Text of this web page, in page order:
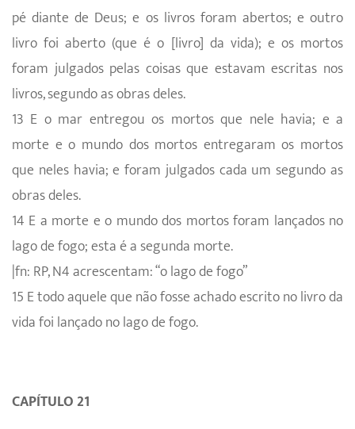
pé diante de Deus; e os livros foram abertos; e outro
livro foi aberto (que é o [livro] da vida); e os mortos
foram julgados pelas coisas que estavam escritas nos
livros, segundo as obras deles.
13 E o mar entregou os mortos que nele havia; e a
morte e o mundo dos mortos entregaram os mortos
que neles havia; e foram julgados cada um segundo as
obras deles.
14 E a morte e o mundo dos mortos foram lançados no
lago de fogo; esta é a segunda morte.
|fn: RP, N4 acrescentam: “o lago de fogo”
15 E todo aquele que não fosse achado escrito no livro da
vida foi lançado no lago de fogo.
CAPÍTULO 21